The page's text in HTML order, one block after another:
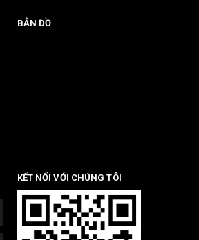
BẢN ĐỒ
KẾT NỐI VỚI CHÚNG TÔI